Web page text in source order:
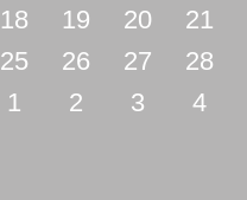
18 19 20 21
25 26 27 28
1 2 3 4